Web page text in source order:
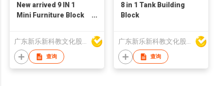
New arrived 9 IN 1
Mini Furniture Block
查询
8 in 1 Tank Building
Block
查询